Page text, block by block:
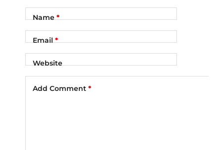
Name*
Email*
Website
Add Comment*